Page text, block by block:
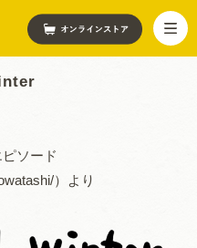
ソード
）より